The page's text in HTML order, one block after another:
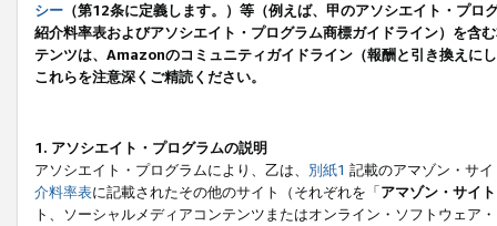
シー （第12条に定義します。）等（例えば、甲のアソシエイト・プ
紹介料率表およびアソシエイト・プログラム商標ガイドライン）を
テンツは、Amazonのコミュニティガイドライン（報酬と引き換えに
これらを注意深くご精読ください。
1. アソシエイト・プログラムの説明
アソシエイト・プログラムにより、乙は、 別紙1 記載のアマゾン・サ
介料率表に記載されたその他のサイト（それぞれを「アマゾン・サイト
ト、ソーシャルメディアコンテンツまたはオンライン・ソフトウェア